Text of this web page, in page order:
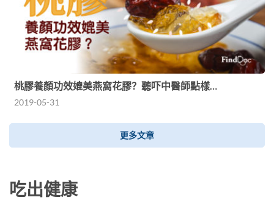
桃膠養顏功效媲美燕窩花膠？聽吓中醫師點樣…
2019-05-31
更多文章
吃出健康